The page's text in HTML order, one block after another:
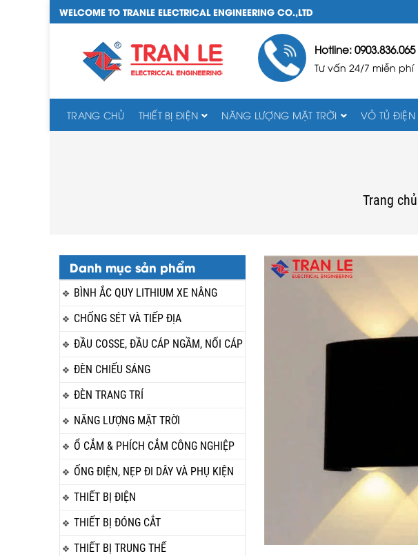
WELCOME TO TRANLE ELECTRICAL ENGINEERING CO.,LTD
Hotline: 0903.836.065
Tư vấn 24/7 miễn phí
TRANG CHỦ THIẾT BỊ ĐIỆN NĂNG LƯỢNG MẶT TRỜI VỎ TỦ ĐIỆN
Trang chủ
Danh mục sản phẩm
BÌNH ẮC QUY LITHIUM XE NÂNG
CHỐNG SÉT VÀ TIẾP ĐỊA
ĐẦU COSSE, ĐẦU CÁP NGẦM, NỐI CÁP
ĐÈN CHIẾU SÁNG
ĐÈN TRANG TRÍ
NĂNG LƯỢNG MẶT TRỜI
Ổ CẮM & PHÍCH CẮM CÔNG NGHIỆP
ỐNG ĐIỆN, NẸP ĐI DÂY VÀ PHỤ KIỆN
THIẾT BỊ ĐIỆN
THIẾT BỊ ĐÓNG CẮT
THIẾT BỊ TRUNG THẾ